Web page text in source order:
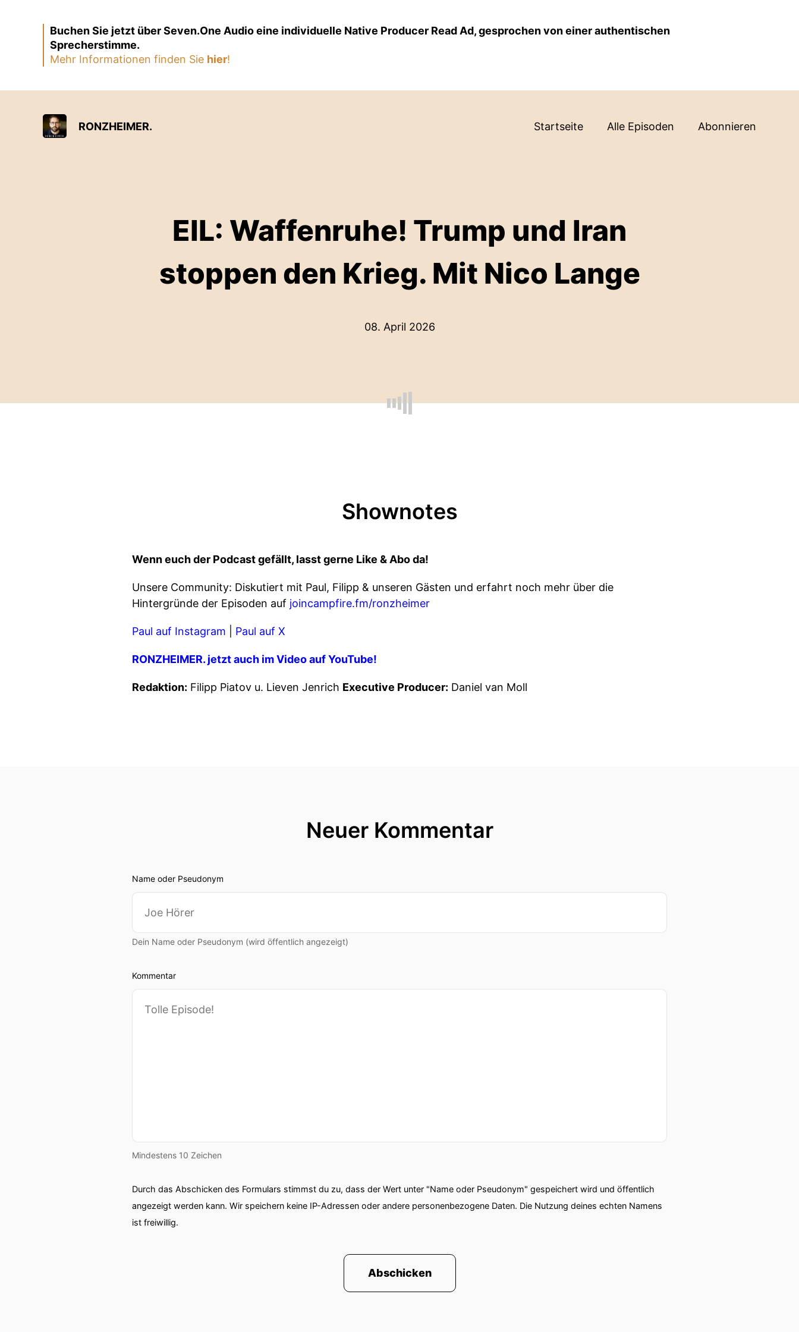
Buchen Sie jetzt über Seven.One Audio eine individuelle Native Producer Read Ad, gesprochen von einer authentischen
Sprecherstimme.
Mehr Informationen finden Sie hier!
RONZHEIMER. Startseite Alle Episoden Abonnieren
EIL: Waffenruhe! Trump und Iran
stoppen den Krieg. Mit Nico Lange
08. April 2026
Shownotes
Wenn euch der Podcast gefällt, lasst gerne Like & Abo da!
Unsere Community: Diskutiert mit Paul, Filipp & unseren Gästen und erfahrt noch mehr über die
Hintergründe der Episoden auf joincampfire.fm/ronzheimer
Paul auf Instagram Paul auf X
RONZHEIMER. jetzt auch im Video auf YouTube!
Redaktion: Filipp Piatov u. Lieven Jenrich Executive Producer: Daniel van Moll
Neuer Kommentar
Name oder Pseudonym
Dein Name oder Pseudonym (wird öffentlich angezeigt)
Kommentar
Mindestens 10 Zeichen
Durch das Abschicken des Formulars stimmst du zu, dass der Wert unter "Name oder Pseudonym" gespeichert wird und öffentlich
angezeigt werden kann. Wir speichern keine IP-Adressen oder andere personenbezogene Daten. Die Nutzung deines echten Namens
ist freiwillig.
Abschicken